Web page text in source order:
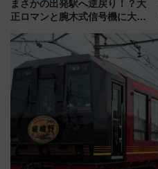
まさかの出発駅へ逆戻り！？大
正ロマンと腕木式信号機に大興
目の舞台は岐阜県の「明知鉄
道」